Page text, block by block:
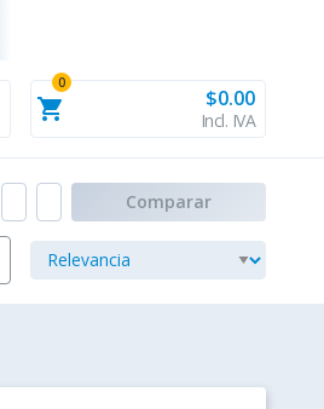
shopping_cart
0
$0.00
Incl. IVA
Comparar